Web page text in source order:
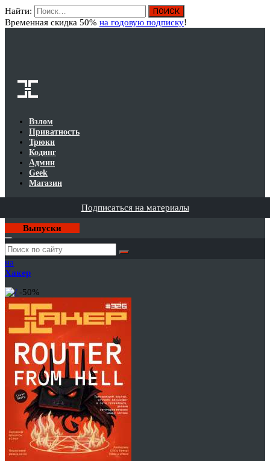
Найти:
Временная скидка 50% на годовую подписку!
Взлом
Приватность
Трюки
Кодинг
Админ
Geek
Магазин
Подписаться на материалы
Выпуски
Годовая
подписка
на
Хакер
-50%